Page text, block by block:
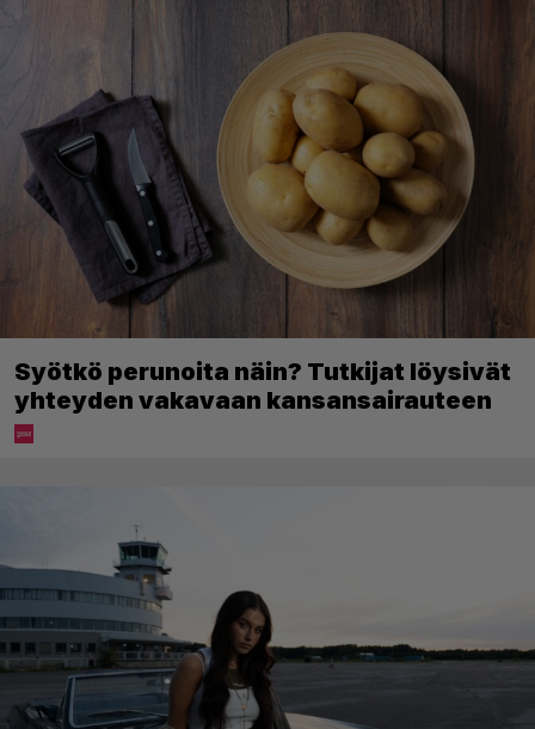
Syötkö perunoita näin? Tutkijat löysivät
yhteyden vakavaan kansansairauteen